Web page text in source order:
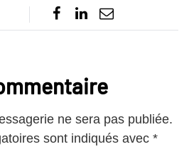
ne sera pas publiée.
sont indiqués avec *